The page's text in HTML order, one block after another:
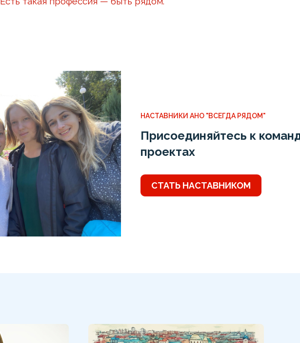
НАСТАВНИКИ АНО "ВСЕГДА РЯДОМ"
Присоединяйтесь к
проектах
СТАТЬ НАСТАВНИКОМ